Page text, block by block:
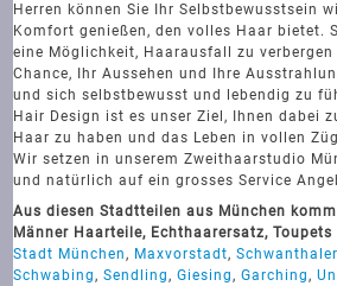
Herren können Sie Ihr Selbstbewusstsein
Komfort genießen, den volles Haar bietet.
eine Möglichkeit, Haarausfall zu
Chance, Ihr Aussehen und Ihre
und sich selbstbewusst und lebendig zu
Hair Design ist es unser Ziel, Ihnen dabei
Haar zu haben und das Leben in vollen
Wir setzen in unserem Zweithaarstudio
und natürlich auf ein grosses Service
Aus diesen Stadtteilen aus München
Männer Haarteile, Echthaarersatz,
Stadt München, Maxvorstadt,
Schwabing,Sendling,Giesing,Garching,